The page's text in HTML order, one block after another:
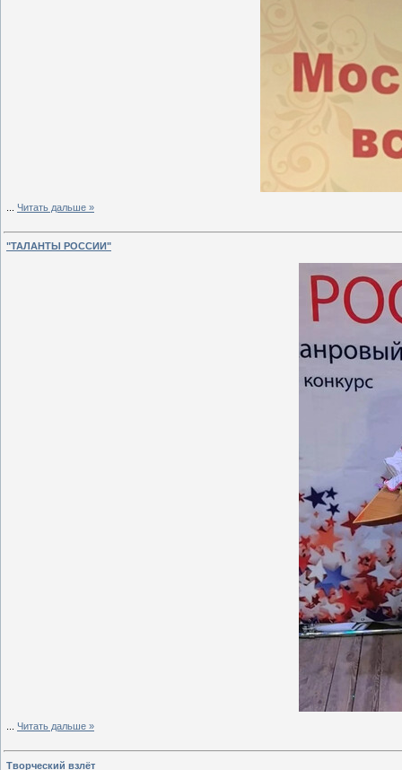
Читать дальше »
"ТАЛАНТЫ РОССИИ"
Читать дальше »
Творческий взлёт